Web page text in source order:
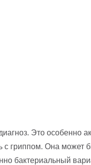
Это особенно
гриппом. Она
бактериальный